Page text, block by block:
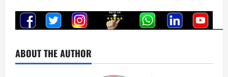
ABOUT THE AUTHOR